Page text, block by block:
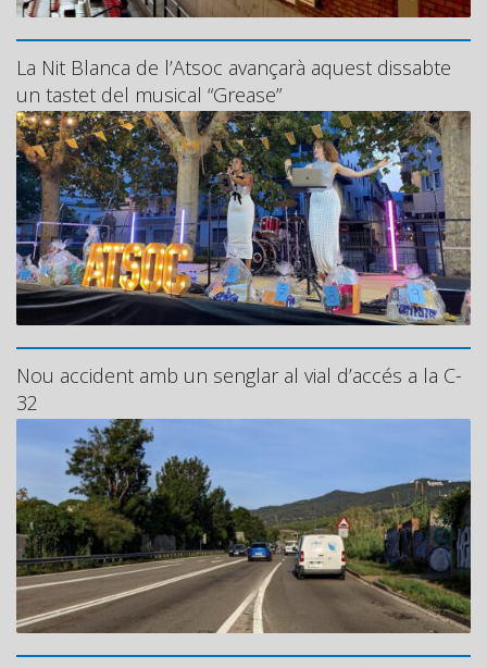
La Nit Blanca de l’Atsoc avançarà aquest dissabte
un tastet del musical “Grease”
Nou accident amb un senglar al vial d’accés a la C-
32